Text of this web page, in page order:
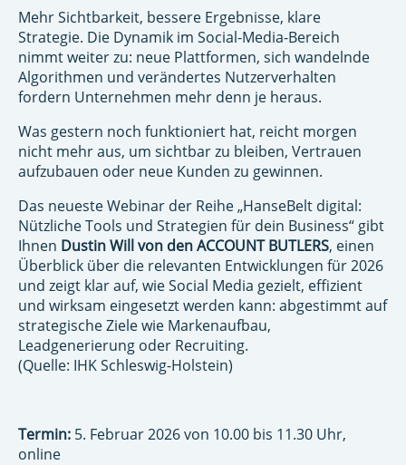
Mehr Sichtbarkeit, bessere Ergebnisse, klare
Strategie. Die Dynamik im Social-Media-Bereich
nimmt weiter zu: neue Plattformen, sich wandelnde
Algorithmen und verändertes Nutzerverhalten
fordern Unternehmen mehr denn je heraus.
Was gestern noch funktioniert hat, reicht morgen
nicht mehr aus, um sichtbar zu bleiben, Vertrauen
aufzubauen oder neue Kunden zu gewinnen.
Das neueste Webinar der Reihe „HanseBelt digital:
Nützliche Tools und Strategien für dein Business“ gibt
Ihnen Dustin Will von den ACCOUNT BUTLERS, einen
Überblick über die relevanten Entwicklungen für 2026
und zeigt klar auf, wie Social Media gezielt, effizient
und wirksam eingesetzt werden kann: abgestimmt auf
strategische Ziele wie Markenaufbau,
Leadgenerierung oder Recruiting.
(Quelle: IHK Schleswig-Holstein)
Termin: 5. Februar 2026 von 10.00 bis 11.30 Uhr,
online